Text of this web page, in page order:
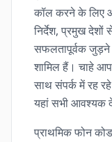
कॉल करने के लिए
निर्देश, प्रमुख
सफलतापूर्वक जुड़ने
शामिल हैं। चाहे आप
साथ संपर्क में रह
यहां सभी आवश्यक
प्राथमिक फोन